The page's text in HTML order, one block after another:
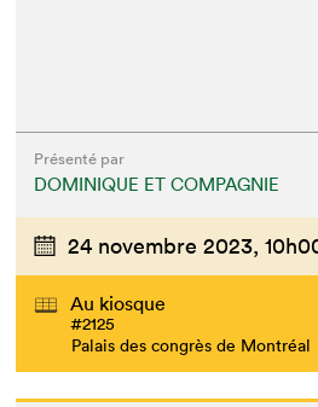
Présenté par
DOMINIQUE ET COMPAGNIE
24 novembre 2023,
Au kiosque
#2125
Palais des congrès de Montréal